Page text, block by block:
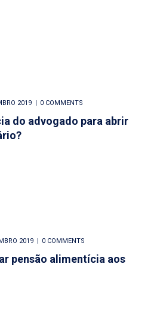
2019 0 COMMENTS
do advogado para abrir
2019 0 COMMENTS
pensão alimentícia aos